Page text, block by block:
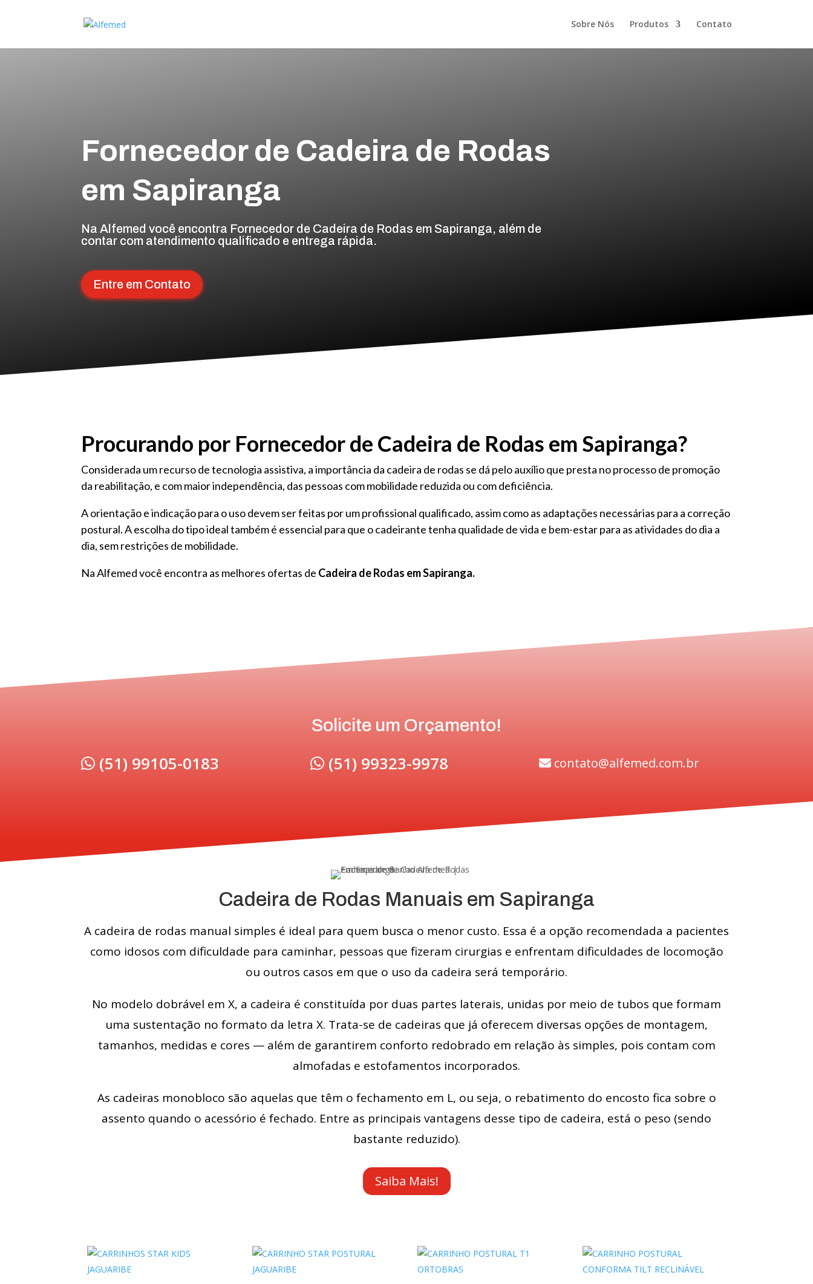
Sobre Nós Produtos Contato
Fornecedor de Cadeira de Rodas
em Sapiranga
Na Alfemed você encontra Fornecedor de Cadeira de Rodas em Sapiranga, além de
contar com atendimento qualificado e entrega rápida.
Entre em Contato
Procurando por Fornecedor de Cadeira de Rodas em Sapiranga?
Considerada um recurso de tecnologia assistiva, a importância da cadeira de rodas se dá pelo auxílio que presta no processo de promoção
da reabilitação, e com maior independência, das pessoas com mobilidade reduzida ou com deficiência.
A orientação e indicação para o uso devem ser feitas por um profissional qualificado, assim como as adaptações necessárias para a correção
postural. A escolha do tipo ideal também é essencial para que o cadeirante tenha qualidade de vida e bem-estar para as atividades do dia a
dia, sem restrições de mobilidade.
Na Alfemed você encontra as melhores ofertas de Cadeira de Rodas em Sapiranga.
Solicite um Orçamento!
(51) 99105-0183 (51) 99323-9978 contato@alfemed.com.br
Cadeira de Rodas Manuais em Sapiranga
A cadeira de rodas manual simples é ideal para quem busca o menor custo. Essa é a opção recomendada a pacientes
como idosos com dificuldade para caminhar, pessoas que fizeram cirurgias e enfrentam dificuldades de locomoção
ou outros casos em que o uso da cadeira será temporário.
No modelo dobrável em X, a cadeira é constituída por duas partes laterais, unidas por meio de tubos que formam
uma sustentação no formato da letra X. Trata-se de cadeiras que já oferecem diversas opções de montagem,
tamanhos, medidas e cores — além de garantirem conforto redobrado em relação às simples, pois contam com
almofadas e estofamentos incorporados.
As cadeiras monobloco são aquelas que têm o fechamento em L, ou seja, o rebatimento do encosto fica sobre o
assento quando o acessório é fechado. Entre as principais vantagens desse tipo de cadeira, está o peso (sendo
bastante reduzido).
Saiba Mais!